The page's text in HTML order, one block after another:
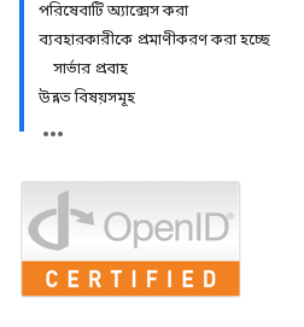
পরিষেবাটি অ্যাক্সেস করা
ব্যবহারকারীকে প্রমাণীকরণ করা হচ্ছে
সার্ভার প্রবাহ
উন্নত বিষয়সমূহ